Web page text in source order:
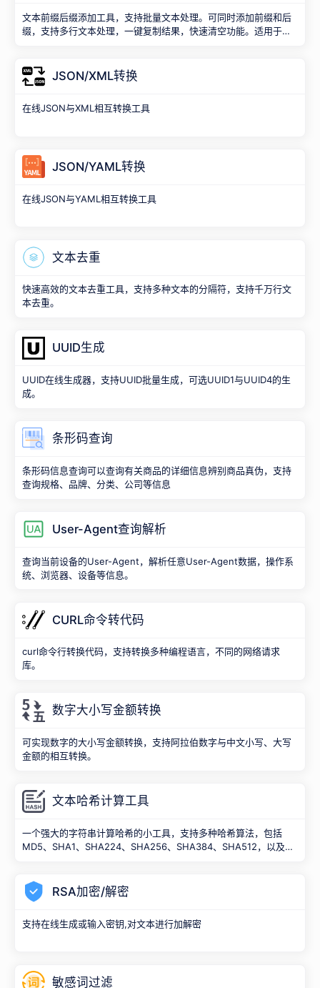
文本前缀后缀添加工具，支持批量文本处理。可同时添加前缀和后
缀，支持多行文本处理，一键复制结果，快速清空功能。适用于批
JSON/XML转换
在线JSON与XML相互转换工具
JSON/YAML转换
在线JSON与YAML相互转换工具
文本去重
快速高效的文本去重工具，支持多种文本的分隔符，支持千万行文
本去重。
UUID生成
UUID在线生成器，支持UUID批量生成，可选UUID1与UUID4的生
成。
条形码查询
条形码信息查询可以查询有关商品的详细信息辨别商品真伪，支持
查询规格、品牌、分类、公司等信息
User-Agent查询解析
查询当前设备的User-Agent，解析任意User-Agent数据，操作系
统、浏览器、设备等信息。
CURL命令转代码
curl命令行转换代码，支持转换多种编程语言，不同的网络请求
库。
数字大小写金额转换
可实现数字的大小写金额转换，支持阿拉伯数字与中文小写、大写
金额的相互转换。
文本哈希计算工具
一个强大的字符串计算哈希的小工具，支持多种哈希算法，包括
MD5、SHA1、SHA224、SHA256、SHA384、SHA512，以及
RSA加密/解密
支持在线生成或输入密钥,对文本进行加解密
敏感词过滤